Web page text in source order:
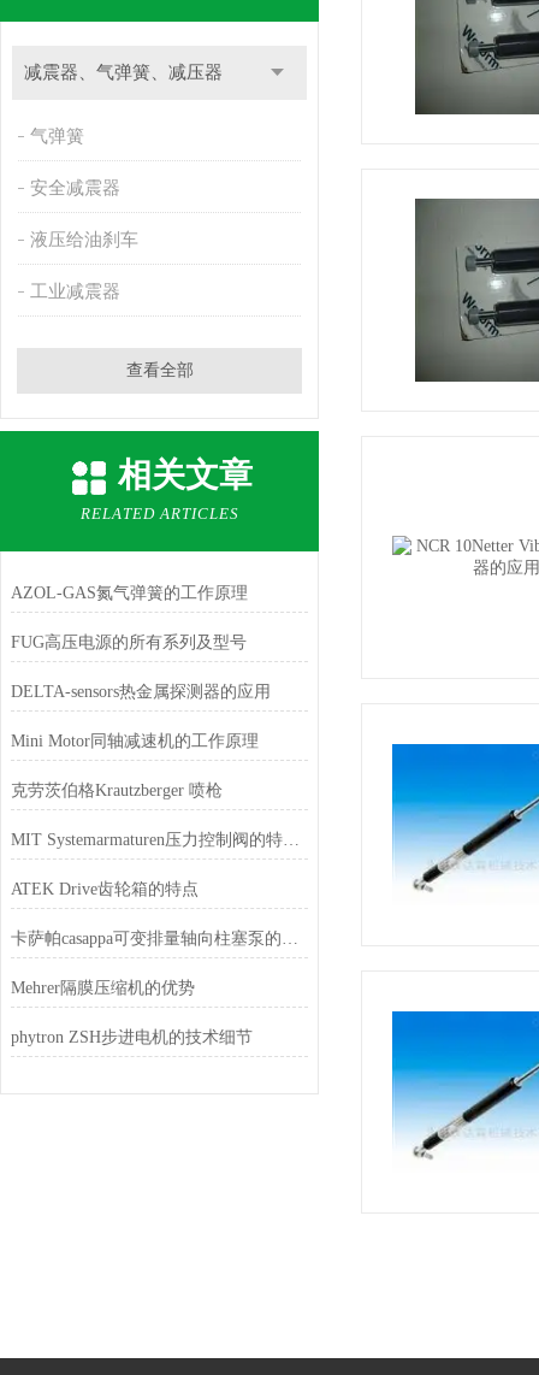
减震器、气弹簧、减压器
气弹簧
安全减震器
液压给油刹车
工业减震器
查看全部
相关文章
RELATED ARTICLES
AZOL-GAS氮气弹簧的工作原理
FUG高压电源的所有系列及型号
DELTA-sensors热金属探测器的应用
Mini Motor同轴减速机的工作原理
克劳茨伯格Krautzberger 喷枪
MIT Systemarmaturen压力控制阀的特点和功能
ATEK Drive齿轮箱的特点
卡萨帕casappa可变排量轴向柱塞泵的特征
Mehrer隔膜压缩机的优势
phytron ZSH步进电机的技术细节